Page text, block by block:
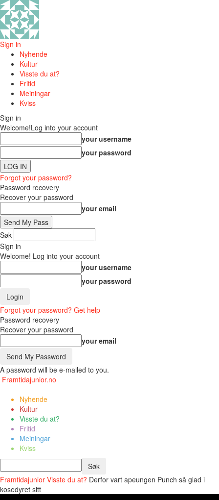
Sign in
Nyhende
Kultur
Visste du at?
Fritid
Meiningar
Kviss
Sign in
Welcome!Log into your account
your username
your password
Forgot your password?
Password recovery
Recover your password
your email
Søk
Sign in
Welcome! Log into your account
your username
your password
Forgot your password? Get help
Password recovery
Recover your password
your email
A password will be e-mailed to you.
Framtidajunior.no
Nyhende
Kultur
Visste du at?
Fritid
Meiningar
Kviss
Framtidajunior Visste du at? Derfor vart apeungen Punch så glad i
kosedyret sitt